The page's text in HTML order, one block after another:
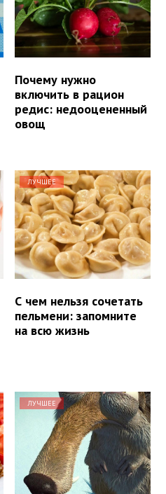
Почему нужно
включить в рацион
редис: недооцененный
овощ
ЛУЧШЕЕ
С чем нельзя сочетать
пельмени: запомните
на всю жизнь
ЛУЧШЕЕ